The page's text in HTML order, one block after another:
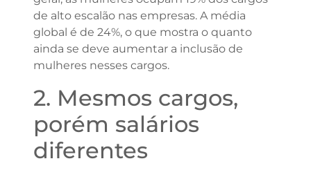
de alto escalão nas empresas. A média
global é de 24%, o que mostra o quanto
ainda se deve aumentar a inclusão de
mulheres nesses cargos.
2. Mesmos cargos,
porém salários
diferentes